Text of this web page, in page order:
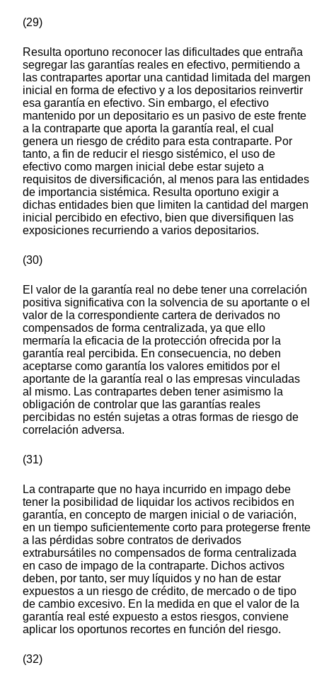
(29)
Resulta oportuno reconocer las dificultades que entraña
segregar las garantías reales en efectivo, permitiendo a
las contrapartes aportar una cantidad limitada del margen
inicial en forma de efectivo y a los depositarios reinvertir
esa garantía en efectivo. Sin embargo, el efectivo
mantenido por un depositario es un pasivo de este frente
a la contraparte que aporta la garantía real, el cual
genera un riesgo de crédito para esta contraparte. Por
tanto, a fin de reducir el riesgo sistémico, el uso de
efectivo como margen inicial debe estar sujeto a
requisitos de diversificación, al menos para las entidades
de importancia sistémica. Resulta oportuno exigir a
dichas entidades bien que limiten la cantidad del margen
inicial percibido en efectivo, bien que diversifiquen las
exposiciones recurriendo a varios depositarios.
(30)
El valor de la garantía real no debe tener una correlación
positiva significativa con la solvencia de su aportante o el
valor de la correspondiente cartera de derivados no
compensados de forma centralizada, ya que ello
mermaría la eficacia de la protección ofrecida por la
garantía real percibida. En consecuencia, no deben
aceptarse como garantía los valores emitidos por el
aportante de la garantía real o las empresas vinculadas
al mismo. Las contrapartes deben tener asimismo la
obligación de controlar que las garantías reales
percibidas no estén sujetas a otras formas de riesgo de
correlación adversa.
(31)
La contraparte que no haya incurrido en impago debe
tener la posibilidad de liquidar los activos recibidos en
garantía, en concepto de margen inicial o de variación,
en un tiempo suficientemente corto para protegerse frente
a las pérdidas sobre contratos de derivados
extrabursátiles no compensados de forma centralizada
en caso de impago de la contraparte. Dichos activos
deben, por tanto, ser muy líquidos y no han de estar
expuestos a un riesgo de crédito, de mercado o de tipo
de cambio excesivo. En la medida en que el valor de la
garantía real esté expuesto a estos riesgos, conviene
aplicar los oportunos recortes en función del riesgo.
(32)